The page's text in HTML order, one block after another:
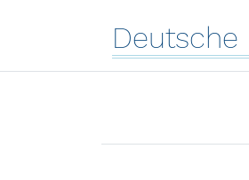
Deutsche